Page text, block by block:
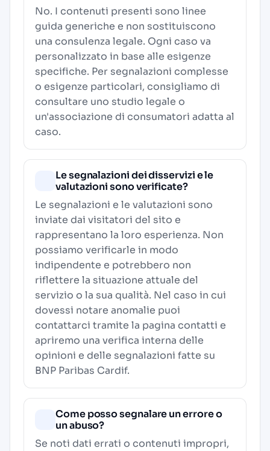
No. I contenuti presenti sono linee
guida generiche e non sostituiscono
una consulenza legale. Ogni caso va
personalizzato in base alle esigenze
specifiche. Per segnalazioni complesse
o esigenze particolari, consigliamo di
consultare uno studio legale o
un'associazione di consumatori adatta al
caso.
Le segnalazioni dei disservizi e le
valutazioni sono verificate?
Le segnalazioni e le valutazioni sono
inviate dai visitatori del sito e
rappresentano la loro esperienza. Non
possiamo verificarle in modo
indipendente e potrebbero non
riflettere la situazione attuale del
servizio o la sua qualità. Nel caso in cui
dovessi notare anomalie puoi
contattarci tramite la pagina contatti e
apriremo una verifica interna delle
opinioni e delle segnalazioni fatte su
BNP Paribas Cardif.
Come posso segnalare un errore o
un abuso?
Se noti dati errati o contenuti impropri,